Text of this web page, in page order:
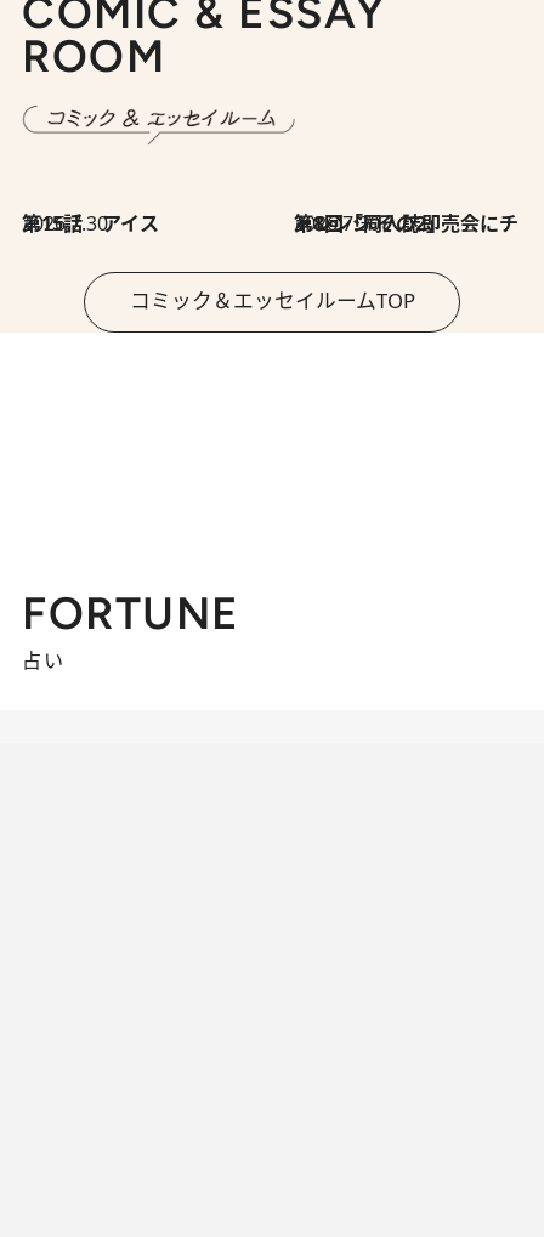
COMIC & ESSAY
ROOM
2026.7.30
第15話 アイス 2026.7.30
第8回「同人誌即売会にチャレンジ その2」
コミック＆エッセイルームTOP
FORTUNE
占い